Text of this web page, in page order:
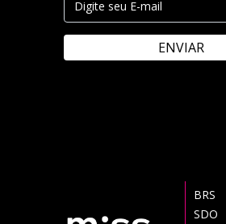
ENVIAR
BRS
SDO